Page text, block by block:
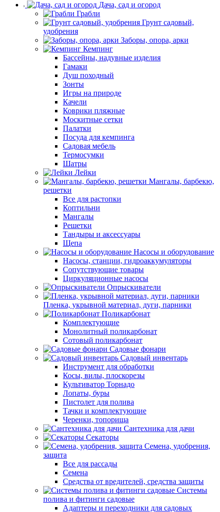
Дача, сад и огород
Грабли
Грунт садовый,
удобрения
Заборы, опора, арки
Кемпинг
Бассейны, надувные изделия
Гамаки
Душ походный
Зонты
Игры на природе
Качели
Коврики пляжные
Москитные сетки
Палатки
Посуда для кемпинга
Садовая мебель
Термосумки
Шатры
Лейки
Мангалы, барбекю,
решетки
Все для растопки
Коптильни
Мангалы
Решетки
Тандыры и аксессуары
Щепа
Насосы и оборудование
Насосы, станции, гидроаккумуляторы
Сопутствующие товары
Циркуляционные насосы
Опрыскиватели
Пленка, укрывной материал, дуги, парники
Поликарбонат
Комплектующие
Монолитный поликарбонат
Сотовый поликарбонат
Садовые фонари
Садовый инвентарь
Инструмент для обработки
Косы, вилы, плоскорезы
Культиватор Торнадо
Лопаты, буры
Пистолет для полива
Тачки и комплектующие
Черенки, топорища
Сантехника для дачи
Секаторы
Семена, удобрения,
защита
Все для рассады
Семена
Средства от вредителей, средства защиты
Системы
полива и фитинги садовые
Адаптеры и переходники для садовых